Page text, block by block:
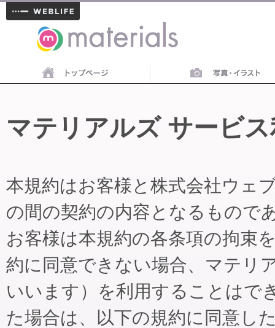
materials
マテリアルズ サービ
本規約はお客様と株式会社ウェ
の間の契約の内容となるもので
お客様は本規約の各条項の拘束
約に同意できない場合、マテリ
いいます）を利用することはで
た場合は、以下の規約に同意し